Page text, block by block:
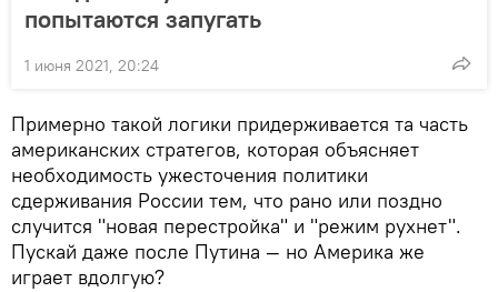
попытаются запугать
1 июня 2021, 20:24
Примерно такой логики придерживается та часть
американских стратегов, которая объясняет
необходимость ужесточения политики
сдерживания России тем, что рано или поздно
случится "новая перестройка" и "режим рухнет".
Пускай даже после Путина — но Америка же
играет вдолгую?